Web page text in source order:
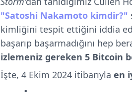
"Satoshi Nakamoto kimdir?"
kimliğini tespit ettiğini iddia
başarıp başarmadığını hep
izlemeniz gereken 5 Bitcoin
İşte, 4 Ekim 2024 itibarıyla en